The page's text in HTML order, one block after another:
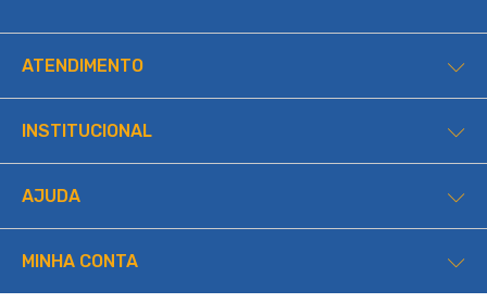
ATENDIMENTO
INSTITUCIONAL
AJUDA
MINHA CONTA